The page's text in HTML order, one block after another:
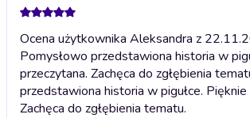
Ocena użytkownika Aleksandra z
Pomysłowo przedstawiona historia w
przeczytana. Zachęca do zgłębienia
przedstawiona historia w pigułce. Pięknie
Zachęca do zgłębienia tematu.